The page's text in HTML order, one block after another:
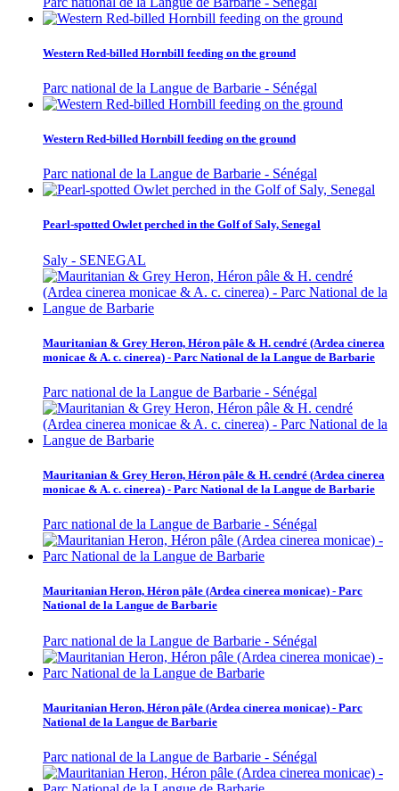
Western Red-billed Hornbill feeding on the ground
Parc national de la Langue de Barbarie - Sénégal
Western Red-billed Hornbill feeding on the ground
Parc national de la Langue de Barbarie - Sénégal
Pearl-spotted Owlet perched in the Golf of Saly, Senegal
Saly - SENEGAL
Mauritanian & Grey Heron, Héron pâle & H. cendré (Ardea cinerea
monicae & A. c. cinerea) - Parc National de la Langue de Barbarie
Parc national de la Langue de Barbarie - Sénégal
Mauritanian & Grey Heron, Héron pâle & H. cendré (Ardea cinerea
monicae & A. c. cinerea) - Parc National de la Langue de Barbarie
Parc national de la Langue de Barbarie - Sénégal
Mauritanian Heron, Héron pâle (Ardea cinerea monicae) - Parc
National de la Langue de Barbarie
Parc national de la Langue de Barbarie - Sénégal
Mauritanian Heron, Héron pâle (Ardea cinerea monicae) - Parc
National de la Langue de Barbarie
Parc national de la Langue de Barbarie - Sénégal